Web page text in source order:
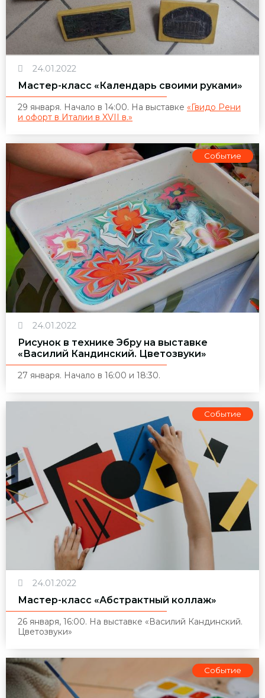
24.01.2022
Мастер-класс «Календарь своими руками»
29 января. Начало в 14:00. На выставке «Гвидо Рени
и офорт в Италии в XVII в.»
Событие
24.01.2022
Рисунок в технике Эбру на выставке
«Василий Кандинский. Цветозвуки»
27 января. Начало в 16:00 и 18:30.
Событие
24.01.2022
Мастер-класс «Абстрактный коллаж»
26 января, 16:00. На выставке «Василий Кандинский.
Цветозвуки»
Событие